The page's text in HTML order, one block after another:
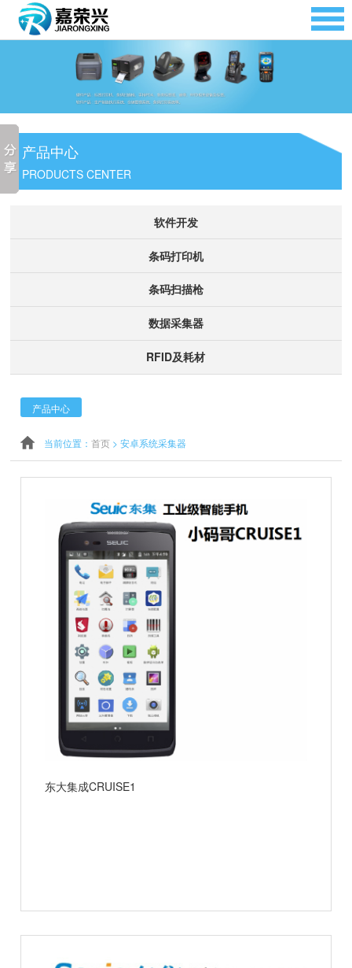
产品中心
PRODUCTS CENTER
软件开发
条码打印机
条码扫描枪
数据采集器
RFID及耗材
产品中心
当前位置： 首页> 安卓系统采集器
东大集成CRUISE1